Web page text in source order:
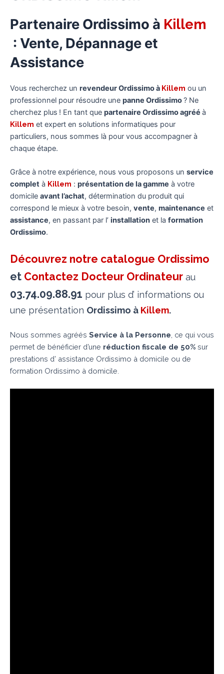
Partenaire Ordissimo à Killem
: Vente, Dépannage et
Assistance
Vous recherchez un revendeur Ordissimo à Killem ou un
professionnel pour résoudre une panne Ordissimo? Ne
cherchez plus ! En tant que partenaire Ordissimo agréé à
Killem et expert en solutions informatiques pour
particuliers, nous sommes là pour vous accompagner à
chaque étape.
Grâce à notre expérience, nous vous proposons un service
complet à Killem : présentation de la gamme à votre
domicile avant l’achat, détermination du produit qui
correspond le mieux à votre besoin, vente, maintenance et
assistance, en passant par l’ installation et la formation
Ordissimo.
Découvrez notre catalogue Ordissimo
et Contactez Docteur Ordinateur au
03.74.09.88.91 pour plus d’ informations ou
une présentation Ordissimo à Killem.
Nous sommes agréés Service à la Personne , ce qui vous
permet de bénéficier d’une réduction fiscale de 50% sur
prestations d’ assistance Ordissimo à domicile ou de
formation Ordissimo à domicile.